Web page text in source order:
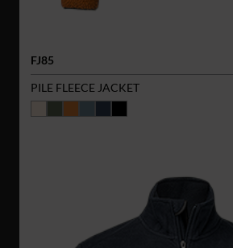
FJ85
PILE FLEECE JACKET